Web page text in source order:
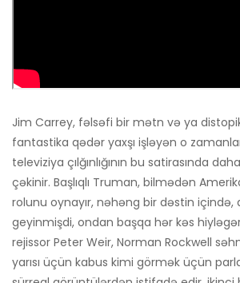
Jim Carrey, fəlsəfi bir mətn və ya
fantastika qədər yaxşı işləyən o
televiziya çılğınlığının bu satirasında
çəkinir. Başlıqlı Truman, bilmədən
rolunu oynayır, nəhəng bir dəstin
geyinmişdi, ondan başqa hər kəs
rejissor Peter Weir, Norman Rockwell
yarısı üçün kabus kimi görmək üçün